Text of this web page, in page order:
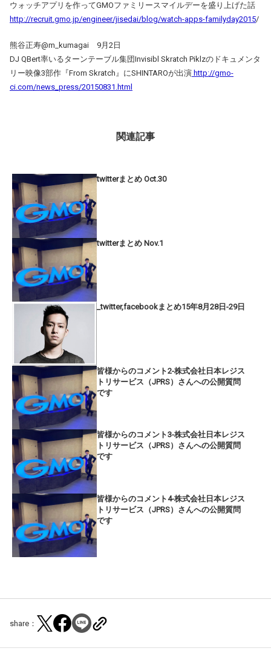
ウォッチアプリを作ってGMOファミリースマイルデーを盛り上げた話
http://recruit.gmo.jp/engineer/jisedai/blog/watch-apps-familyday2015/
熊谷正寿‏@m_kumagai 9月2日
DJ QBert率いるターンテーブル集団Invisibl Skratch Piklzのドキュメンタ
リー映像3部作『From Skratch』にSHINTAROが出演 http://gmo-
ci.com/news_press/20150831.html
関連記事
twitterまとめ Oct.30
twitterまとめ Nov.1
_twitter,facebookまとめ15年8月28日-29日
皆様からのコメント2-株式会社日本レジス
トリサービス（JPRS）さんへの公開質問
です
皆様からのコメント3-株式会社日本レジス
トリサービス（JPRS）さんへの公開質問
です
皆様からのコメント4-株式会社日本レジス
トリサービス（JPRS）さんへの公開質問
です
share：